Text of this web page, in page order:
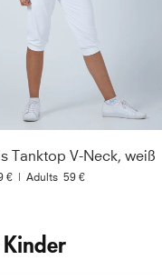
Tanktop V-Neck, weiß
€ | Adults 59 €